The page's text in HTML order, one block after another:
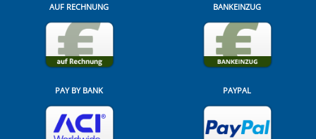
AUF RECHNUNG BANKEINZUG
PAY BY BANK PAYPAL